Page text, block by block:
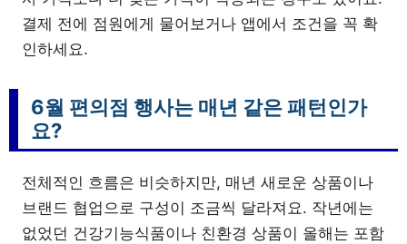
결제 전에 점원에게 물어보거나 앱에서 조건을 꼭 확
인하세요.
6월 편의점 행사는 매년 같은 패턴인가
요?
전체적인 흐름은 비슷하지만, 매년 새로운 상품이나
브랜드 협업으로 구성이 조금씩 달라져요. 작년에는
없었던 건강기능식품이나 친환경 상품이 올해는 포함